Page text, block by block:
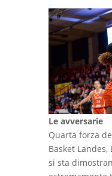
Le avversarie
Quarta forza
Basket
si sta